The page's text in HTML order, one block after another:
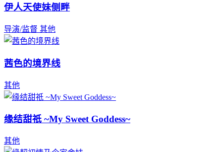
伊人天使妹侧畔
导演/监督 其他
茜色的境界线
其他
缘结甜祇 ~My Sweet Goddess~
其他